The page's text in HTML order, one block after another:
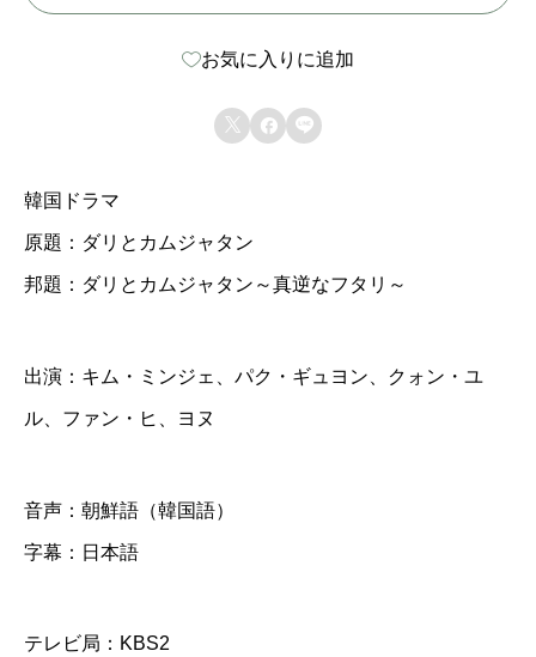
マ
ダ
ム
ャ
お気に入りに追加
  
韓国ドラマ
原題：ダリとカムジャタン
邦題：ダリとカムジャタン～真逆なフタリ～
出演：キム・ミンジェ、パク・ギュヨン、クォン・ユ
ル、ファン・ヒ、ヨヌ
音声：朝鮮語（韓国語）
字幕：日本語
テレビ局：KBS2